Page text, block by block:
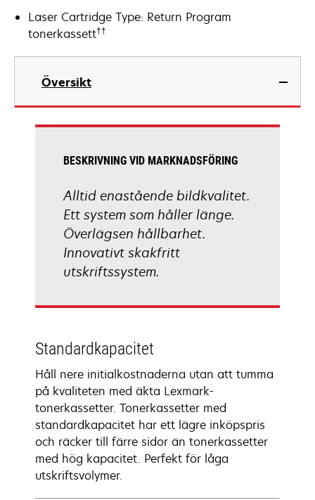
Laser Cartridge Type: Return Program
tonerkassett††
Översikt
BESKRIVNING VID MARKNADSFÖRING
Alltid enastående bildkvalitet.
Ett system som håller länge.
Överlägsen hållbarhet.
Innovativt skakfritt
utskriftssystem.
Standardkapacitet
Håll nere initialkostnaderna utan att tumma
på kvaliteten med äkta Lexmark-
tonerkassetter. Tonerkassetter med
standardkapacitet har ett lägre inköpspris
och räcker till färre sidor än tonerkassetter
med hög kapacitet. Perfekt för låga
utskriftsvolymer.